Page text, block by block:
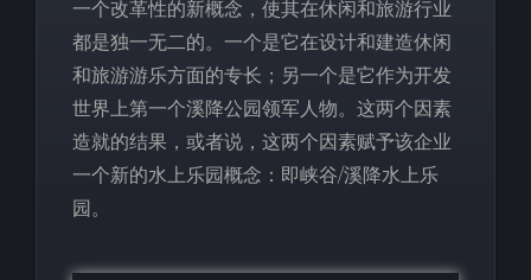
一个改革性的新概念，使其在休闲和旅游行业
都是独一无二的。一个是它在设计和建造休闲
和旅游游乐方面的专长；另一个是它作为开发
世界上第一个溪降公园领军人物。这两个因素
造就的结果，或者说，这两个因素赋予该企业
一个新的水上乐园概念：即峡谷/溪降水上乐
园。